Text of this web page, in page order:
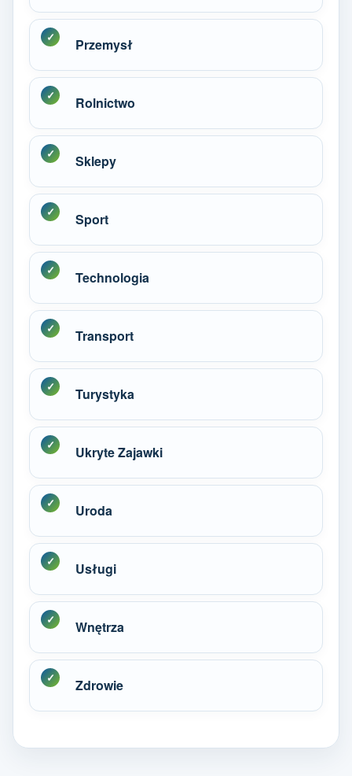
Przemysł
Rolnictwo
Sklepy
Sport
Technologia
Transport
Turystyka
Ukryte Zajawki
Uroda
Usługi
Wnętrza
Zdrowie